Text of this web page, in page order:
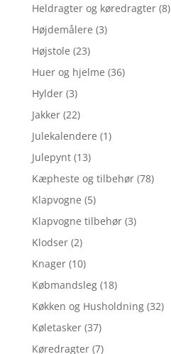
Heldragter og køredragter (8)
Højdemålere (3)
Højstole (23)
Huer og hjelme (36)
Hylder (3)
Jakker (22)
Julekalendere (1)
Julepynt (13)
Kæpheste og tilbehør (78)
Klapvogne (5)
Klapvogne tilbehør (3)
Klodser (2)
Knager (10)
Købmandsleg (18)
Køkken og Husholdning (32)
Køletasker (37)
Køredragter (7)